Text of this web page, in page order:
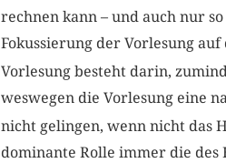
rechnen kann – und auch nur
Fokussierung der Vorlesung
Vorlesung besteht darin,
weswegen die Vorlesung eine
nicht gelingen, wenn nicht das
dominante Rolle immer die